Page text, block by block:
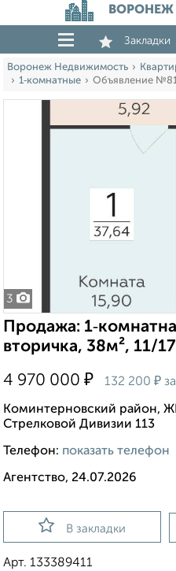
Закладки
Воронеж Недвижимость
1‑комнатные
Объявление
3
Продажа:
вторичка, 38м², 11/
4 970 000 ₽ 132 200 ₽
Коминтерновский район,
Стрелковой Дивизии 113
Телефон: показать телефон
Агентство, 24.07.2026
В закладки
Арт. 133389411